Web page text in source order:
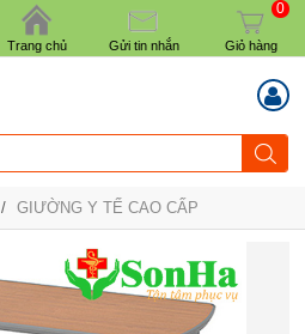
Trang chủ Gửi tin nhắn
0
Giỏ hàng
/ GIƯỜNG Y TẾ CAO CẤP